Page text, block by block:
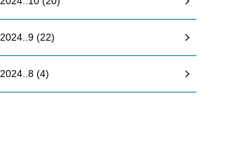
2024..9 (22)
2024..8 (4)